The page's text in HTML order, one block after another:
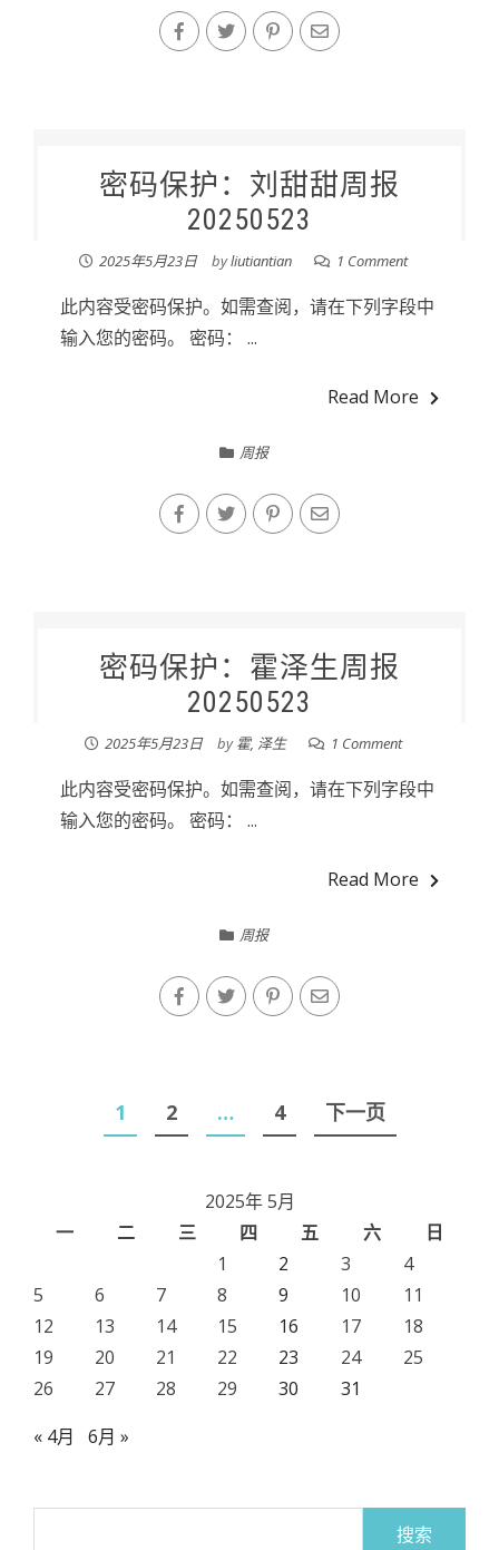
密码保护：刘甜甜周报
20250523
2025年5月23日 byliutiantian 1 Comment
此内容受密码保护。如需查阅，请在下列字段中
输入您的密码。 密码： ...
Read More
周报
密码保护：霍泽生周报
20250523
2025年5月23日 by霍, 泽生 1 Comment
此内容受密码保护。如需查阅，请在下列字段中
输入您的密码。 密码： ...
Read More
周报
1 2 … 4 下一页
2025年 5月
一
二 三 四 五 六
日
1
2 3
4
5
6 7 8 9 10
11
12
13 14 15 16 17
18
19
20 21 22 23 24
25
26
27 28 29 30
31
« 4月
6月 »